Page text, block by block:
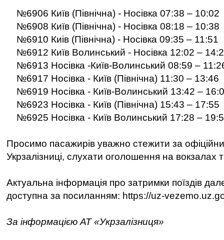
№6906 Київ (Північна) - Носівка 07:38 – 10:02
№6908 Київ (Північна) - Носівка 08:18 – 10:38
№6910 Киів (Північна) - Носівка 09:35 – 11:51
№6912 Київ Волинський - Носівка 12:02 –
№6913 Носівка -Київ-Волинський 08:59 –
№6917 Носівка - Київ (Північна) 11:30 – 13:46
№6919 Носівка - Київ-Волинський 13:42 –
№6923 Носівка - Київ (Північна) 15:43 – 17:55
№6925 Носівка - Київ Волинський 17:28 –
Просимо пасажирів уважно стежити за
Укрзалізниці, слухати оголошення на вокзалах
Актуальна інформація про затримки поїздів
доступна за посиланням: https://uz-
За інформацією АТ «Укрзалізниця»